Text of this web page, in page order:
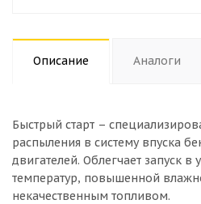
Описание Аналоги
Быстрый старт –
распыления в систему впуска
двигателей. Облегчает запуск в
температур, повышенной
некачественным топливом.